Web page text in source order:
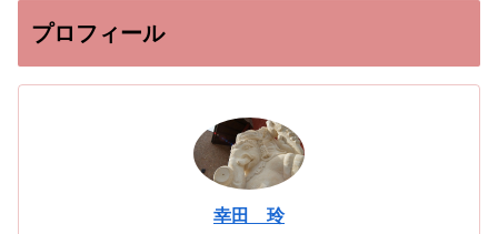
プロフィール
幸田 玲